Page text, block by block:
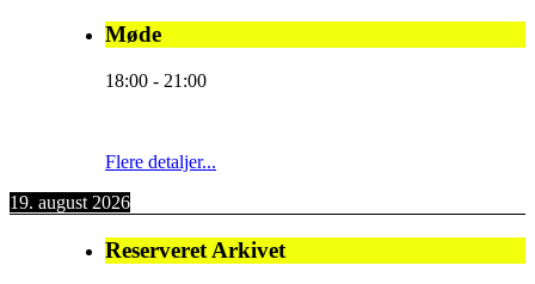
Møde
18:00 - 21:00
Flere detaljer...
19. august 2026
Reserveret Arkivet